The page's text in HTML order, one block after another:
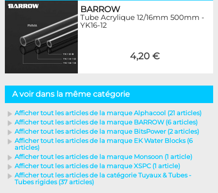
BARROW
Tube Acrylique 12/16mm 500mm -
YK16-12
4,20 €
A voir dans la même catégorie
Afficher tout les articles de la marque Alphacool (21 articles)
Afficher tout les articles de la marque BARROW (6 articles)
Afficher tout les articles de la marque BitsPower (2 articles)
Afficher tout les articles de la marque EK Water Blocks (6
articles)
Afficher tout les articles de la marque Monsoon (1 article)
Afficher tout les articles de la marque XSPC (1 article)
Afficher tout les articles de la catégorie Tuyaux & Tubes -
Tubes rigides (37 articles)